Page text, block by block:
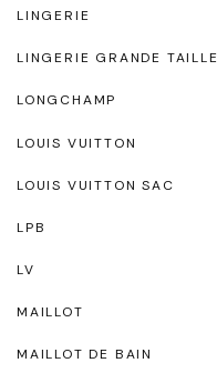
LINGERIE
LINGERIE GRANDE TAILLE
LONGCHAMP
LOUIS VUITTON
LOUIS VUITTON SAC
LPB
LV
MAILLOT
MAILLOT DE BAIN